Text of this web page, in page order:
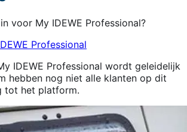
voor My IDEWE Professional?
Professional
IDEWE Professional wordt geleidelijk
hebben nog niet alle klanten op dit
tot het platform.